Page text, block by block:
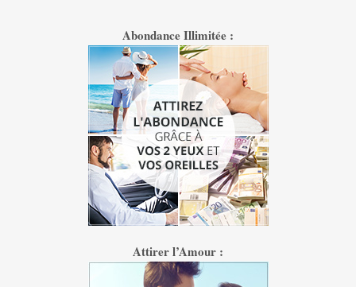
Abondance Illimitée :
Attirer l’Amour :